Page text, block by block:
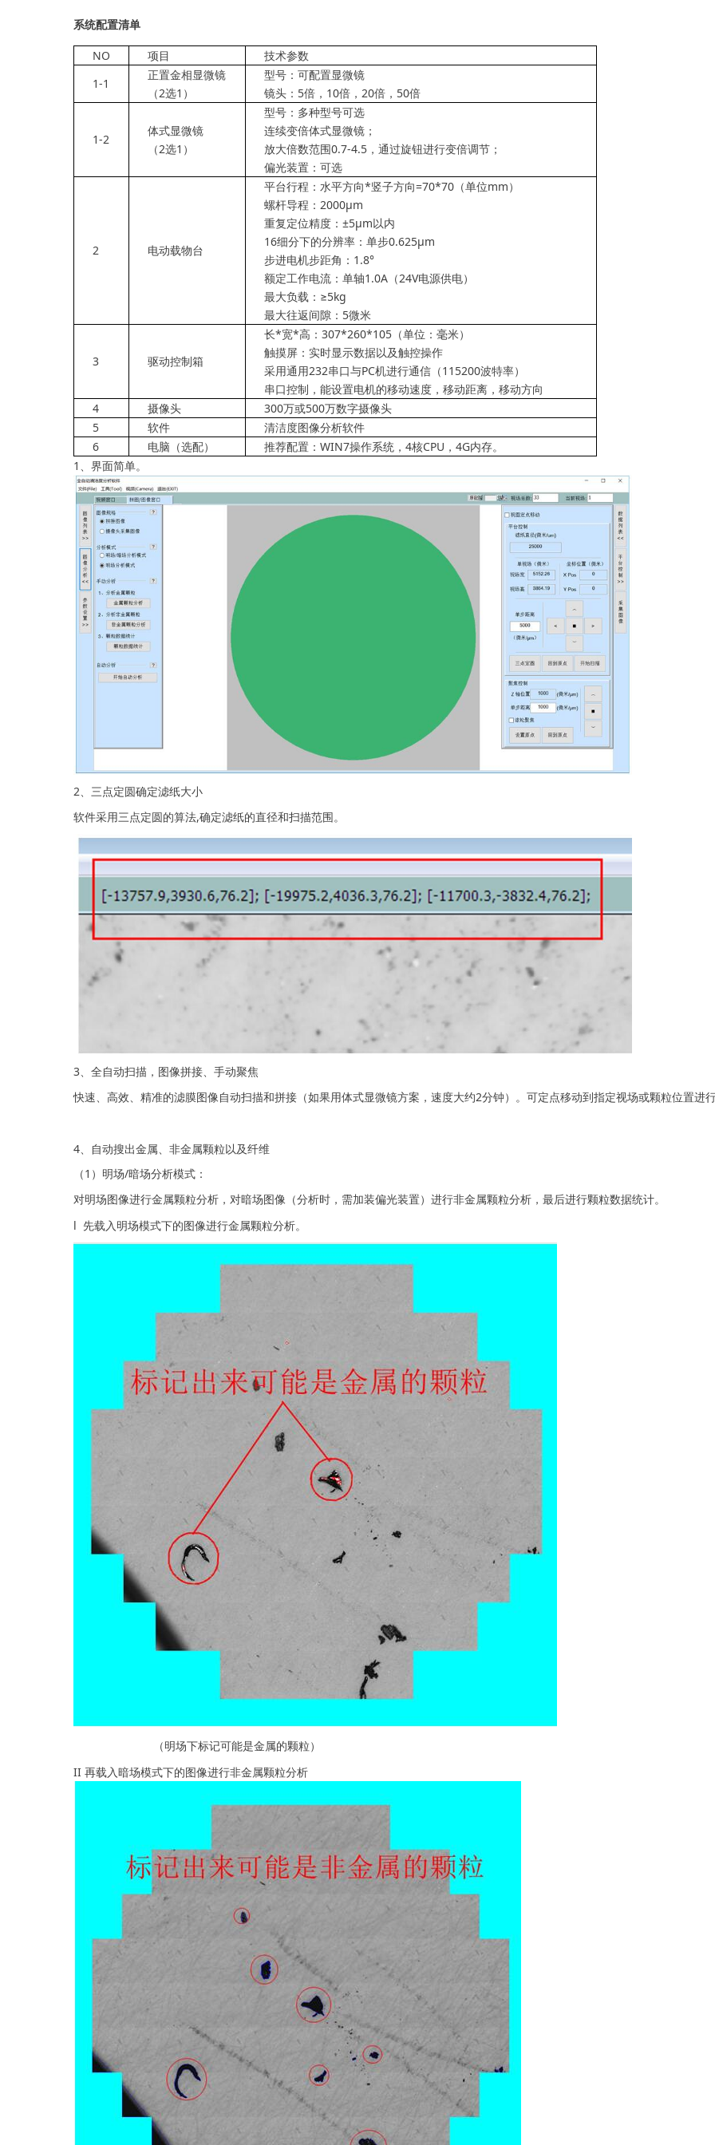
系统配置清单
NO 项目
技术参数
1-1
正置金相显微镜
（2选1 ）
型号：可配置显微镜
镜头： 5倍， 10倍， 20倍， 50倍
1-2
体式显微镜
（2选1 ）
型号：多种型号可选
连续变倍体式显微镜；
放大倍数范围0.7-4.5 ，通过旋钮进行变倍调节；
偏光装置：可选
2 电动载物台
平台行程：水平方向*竖子方向=70*70 （单位mm）
螺杆导程： 2000μm
重复定位精度：±5μm以内
16细分下的分辨率：单步0.625μm
步进电机步距角： 1.8°
额定工作电流：单轴1.0A （24V电源供电）
最大负载：≥5kg
最大往返间隙： 5微米
3 驱动控制箱
长*宽*高： 307*260*105 （单位：毫米）
触摸屏：实时显示数据以及触控操作
采用通用232串口与PC机进行通信（115200波特率）
串口控制，能设置电机的移动速度，移动距离，移动方向
4
摄像头 300万或500万数字摄像头
5
软件
清洁度图像分析软件
6
电脑（选配） 推荐配置： WIN7操作系统， 4核CPU ， 4G内存。
1
、界面简单。
2、三点定圆确定滤纸大小
软件采用三点定圆的算法,确定滤纸的直径和扫描范围。
3、全自动扫描，图像拼接、手动聚焦
快速、高效、精准的滤膜图像自动扫描和拼接（如果用体式显微镜方案，速度大约2分钟）。可定点移动到指定视场或颗粒位置进
4、自动搜出金属、非金属颗粒以及纤维
（1）明场/暗场分析模式：
对明场图像进行金属颗粒分析，对暗场图像（分析时，需加装偏光装置）进行非金属颗粒分析，最后进行颗粒数据统计。
l 先载入明场模式下的图像进行金属颗粒分析。
（明场下标记可能是金属的颗粒）
II 再载入暗场模式下的图像进行非金属颗粒分析